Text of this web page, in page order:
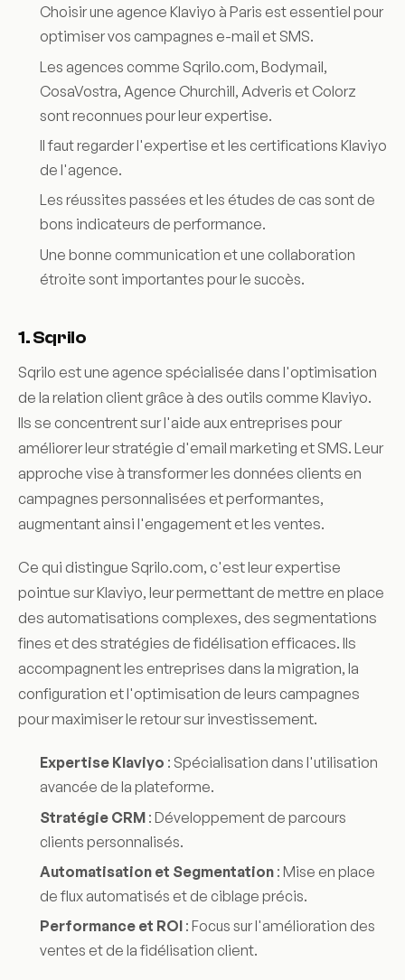
Choisir une agence Klaviyo à Paris est essentiel pour
optimiser vos campagnes e-mail et SMS.
Les agences comme Sqrilo.com, Bodymail,
CosaVostra, Agence Churchill, Adveris et Colorz
sont reconnues pour leur expertise.
Il faut regarder l'expertise et les certifications Klaviyo
de l'agence.
Les réussites passées et les études de cas sont de
bons indicateurs de performance.
Une bonne communication et une collaboration
étroite sont importantes pour le succès.
1. Sqrilo
Sqrilo est une agence spécialisée dans l'optimisation
de la relation client grâce à des outils comme Klaviyo.
Ils se concentrent sur l'aide aux entreprises pour
améliorer leur stratégie d'email marketing et SMS. Leur
approche vise à transformer les données clients en
campagnes personnalisées et performantes,
augmentant ainsi l'engagement et les ventes.
Ce qui distingue Sqrilo.com, c'est leur expertise
pointue sur Klaviyo, leur permettant de mettre en place
des automatisations complexes, des segmentations
fines et des stratégies de fidélisation efficaces. Ils
accompagnent les entreprises dans la migration, la
configuration et l'optimisation de leurs campagnes
pour maximiser le retour sur investissement.
Expertise Klaviyo : Spécialisation dans l'utilisation
avancée de la plateforme.
Stratégie CRM : Développement de parcours
clients personnalisés.
Automatisation et Segmentation : Mise en place
de flux automatisés et de ciblage précis.
Performance et ROI : Focus sur l'amélioration des
ventes et de la fidélisation client.